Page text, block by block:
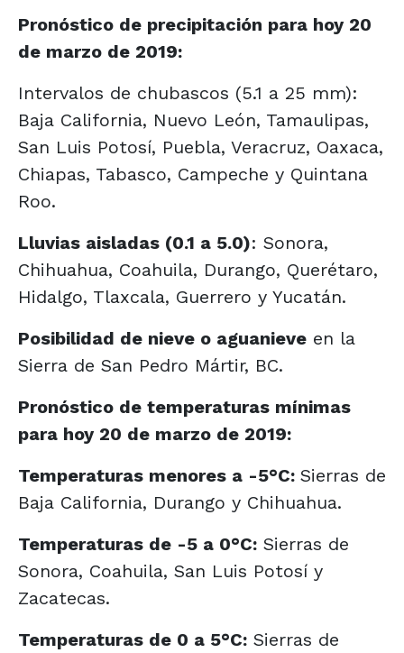
Pronóstico de precipitación para hoy 20
de marzo de 2019:
Intervalos de chubascos (5.1 a 25 mm):
Baja California, Nuevo León, Tamaulipas,
San Luis Potosí, Puebla, Veracruz, Oaxaca,
Chiapas, Tabasco, Campeche y Quintana
Roo.
Lluvias aisladas (0.1 a 5.0): Sonora,
Chihuahua, Coahuila, Durango, Querétaro,
Hidalgo, Tlaxcala, Guerrero y Yucatán.
Posibilidad de nieve o aguanieve en la
Sierra de San Pedro Mártir, BC.
Pronóstico de temperaturas mínimas
para hoy 20 de marzo de 2019:
Temperaturas menores a -5°C: Sierras de
Baja California, Durango y Chihuahua.
Temperaturas de -5 a 0°C: Sierras de
Sonora, Coahuila, San Luis Potosí y
Zacatecas.
Temperaturas de 0 a 5°C: Sierras de